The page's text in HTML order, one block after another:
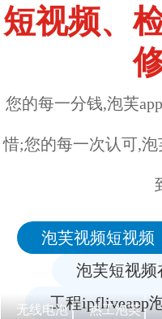
短视频、检
您的每一分钱,泡芙
惜;您的每一次认可,
泡芙视频短视频
泡芙短视频
工程ipfliveapp
无线电泡 热工泡芙